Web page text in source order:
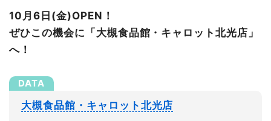
10月6日(金)OPEN！
ぜひこの機会に「大槻食品館・キャロット北光店」
へ！
大槻食品館・キャロット北光店